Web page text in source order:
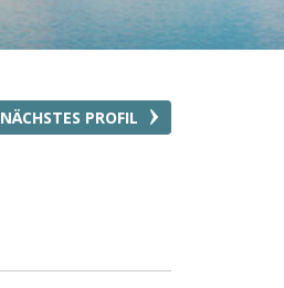
NÄCHSTES PROFIL